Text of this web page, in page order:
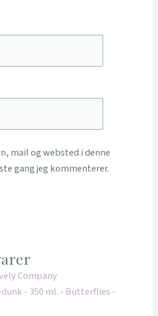
mail og websted i denne
gang jeg kommenterer.